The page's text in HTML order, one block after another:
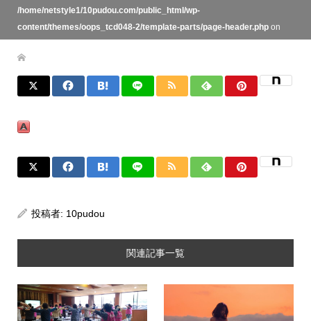
/home/netstyle1/10pudou.com/public_html/wp-
content/themes/oops_tcd048-2/template-parts/page-header.phpon
投稿者: 10pudou
関連記事一覧